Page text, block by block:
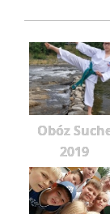
Obóz
2019